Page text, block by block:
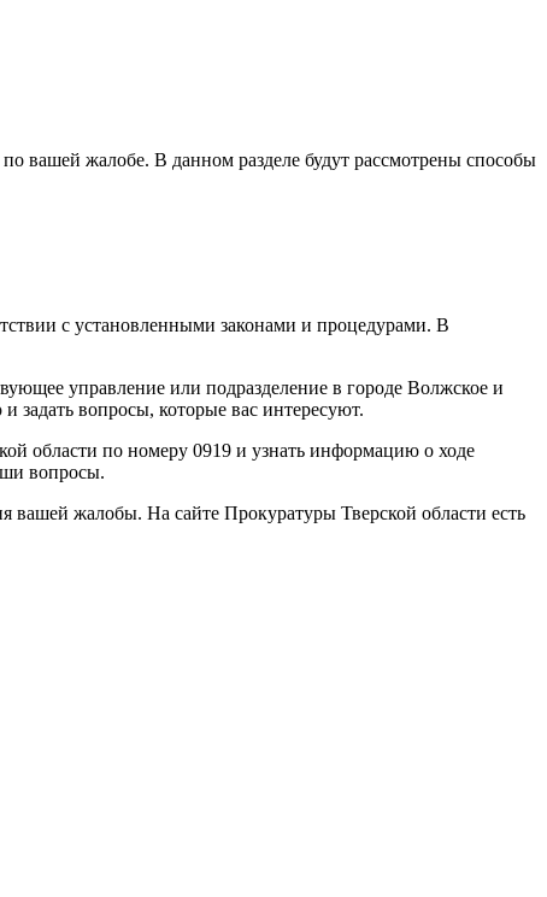
вашей жалобе. В данном разделе будут рассмотрены способы
с установленными законами и процедурами. В
управление или подразделение в городе Волжское и
вопросы, которые вас интересуют.
области по номеру 0919 и узнать информацию о ходе
вопросы.
вашей жалобы. На сайте Прокуратуры Тверской области есть